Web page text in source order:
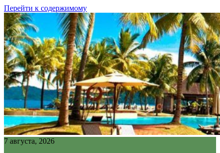
Перейти к содержимому
7 августа, 2026